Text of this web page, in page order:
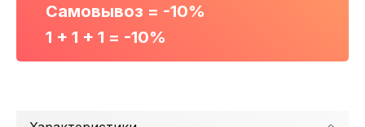
Самовывоз = -10%
1 + 1 + 1 = -10%